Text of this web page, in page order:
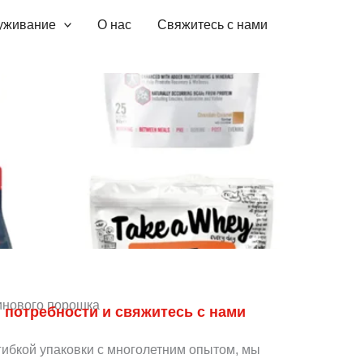
О нас
Свяжитесь с нами
порошка и свяжитесь с нами
упаковки с многолетним опытом, мы